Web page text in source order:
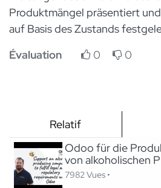
Relatif
Odoo für die
von alkoholischen
7982 Vues •
Produktmängel präsentiert
auf Basis des Zustands
Évaluation
0 0